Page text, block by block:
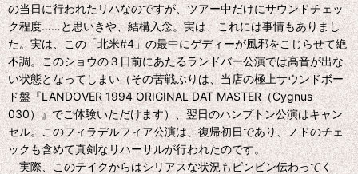
の当日に行われたリハなのですが、ツアー中だけにサウンドチェッ
ク程度……と思いきや、結構入念。実は、これには事情もありまし
た。実は、この「北米#4」の最中にゲディーが風邪をこじらせて絶
不調。このショウの３日前にあたるランドバー公演では高音が出な
い状態となってしまい（その苦戦ぶりは、当店の極上サウンドボー
ド盤『LANDOVER 1994 ORIGINAL DAT MASTER（Cygnus
030）』でご体験いただけます）、翌日のハンプトン公演はキャン
セル。このフィラデルフィア公演は、復帰初日であり、ノドのチェ
ックも含めて真剣なリハーサルが行われたのです。
実際、このテイクからはシリアスな状況もビンビン伝わってく